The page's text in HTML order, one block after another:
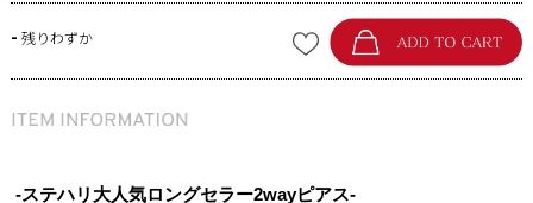
- 残りわずか
-ステハリ大人気ロングセラー2wayピアス-